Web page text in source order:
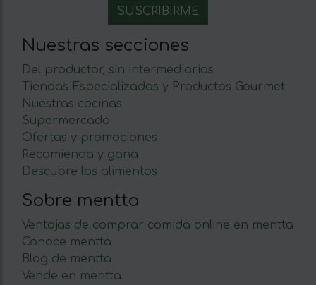
Nuestras secciones
Del productor, sin intermediarios
Tiendas Especializadas y Productos Gourmet
Nuestras cocinas
Supermercado
Ofertas y promociones
Recomienda y gana
Descubre los alimentos
Sobre mentta
Ventajas de comprar comida online en mentta
Conoce mentta
Blog de mentta
Vende en mentta